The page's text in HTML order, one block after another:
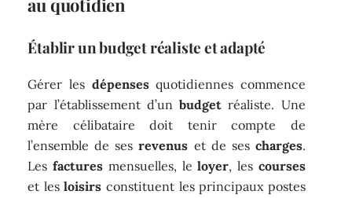
Établir un budget réaliste et adapté
Gérer les dépensesquotidiennes commence
par l’établissement d’unbudget réaliste. Une
mère célibataire doit tenir compte de
l’ensemble de sesrevenus et de ses charges.
Lesfactures mensuelles, leloyer, les courses
et lesloisirs constituent les principaux postes